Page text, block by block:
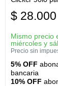
$ 28.000
Mismo precio
miércoles y
Precio sin
5% OFF
bancaria
10% OFF